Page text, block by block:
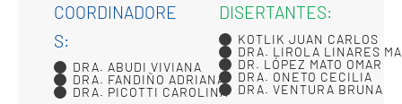
COORDINADORE
S:
DRA. ABUDI VIVIANA
DRA. FANDIÑO ADRIANA
DRA. PICOTTI CAROLINA
DISERTANTES:
KOTLIK JUAN CARLOS
DRA. LIROLA LINARES
DR. LÓPEZ MATO OMAR
DRA. ONETO CECILIA
DRA. VENTURA BRUNA